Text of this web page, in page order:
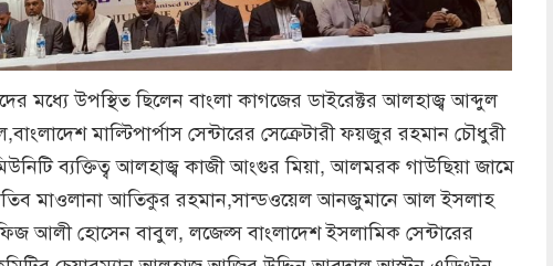
মধ্যে উপস্থিত ছিলেন বাংলা কাগজের ডাইরেক্টর আলহাজ্ব আব্দুল
মাল্টিপার্পাস সেন্টারের সেক্রেটারী ফয়জুর রহমান চৌধুরী
ব্যক্তিত্ব আলহাজ্ব কাজী আংগুর মিয়া, আলমরক গাউছিয়া জামে
মাওলানা আতিকুর রহমান,সান্ডওয়েল আনজুমানে আল ইসলাহ
আলী হোসেন বাবুল, লজেল্স বাংলাদেশ ইসলামিক সেন্টারের